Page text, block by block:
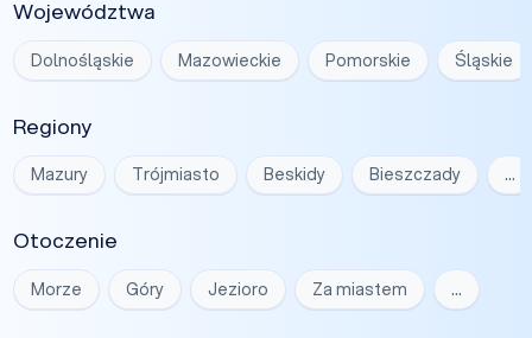
Województwa
Dolnośląskie Mazowieckie Pomorskie Śląskie
Regiony
Mazury Trójmiasto Beskidy Bieszczady …
Otoczenie
Morze Góry Jezioro Za miastem …